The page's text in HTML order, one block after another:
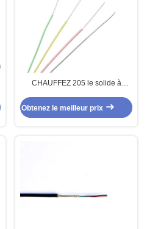
CHAUFFEZ 205 le solide à
câble de téflon de fil d'AF200 FEP
échoué
Obtenez le meilleur prix